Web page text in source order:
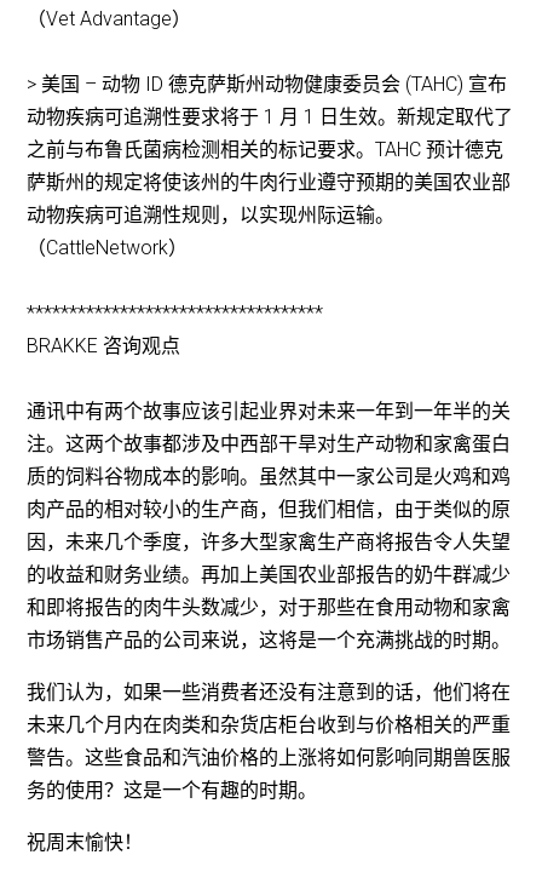
（Vet Advantage）
> 美国 – 动物 ID 德克萨斯州动物健康委员会 (TAHC) 宣布
动物疾病可追溯性要求将于 1 月 1 日生效。新规定取代了
之前与布鲁氏菌病检测相关的标记要求。TAHC 预计德克
萨斯州的规定将使该州的牛肉行业遵守预期的美国农业部
动物疾病可追溯性规则，以实现州际运输。
（CattleNetwork）
***********************************
BRAKKE 咨询观点
通讯中有两个故事应该引起业界对未来一年到一年半的关
注。这两个故事都涉及中西部干旱对生产动物和家禽蛋白
质的饲料谷物成本的影响。虽然其中一家公司是火鸡和鸡
肉产品的相对较小的生产商，但我们相信，由于类似的原
因，未来几个季度，许多大型家禽生产商将报告令人失望
的收益和财务业绩。再加上美国农业部报告的奶牛群减少
和即将报告的肉牛头数减少，对于那些在食用动物和家禽
市场销售产品的公司来说，这将是一个充满挑战的时期。
我们认为，如果一些消费者还没有注意到的话，他们将在
未来几个月内在肉类和杂货店柜台收到与价格相关的严重
警告。这些食品和汽油价格的上涨将如何影响同期兽医服
务的使用？这是一个有趣的时期。
祝周末愉快！